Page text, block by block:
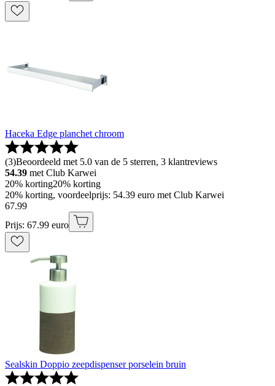
Haceka Edge planchet chroom
(3)Beoordeeld met 5.0 van de 5 sterren, 3 klantreviews
54.39 met Club Karwei
20% korting20% korting
20% korting, voordeelprijs: 54.39 euro met Club Karwei
67.99
Prijs: 67.99 euro
Sealskin Doppio zeepdispenser porselein bruin